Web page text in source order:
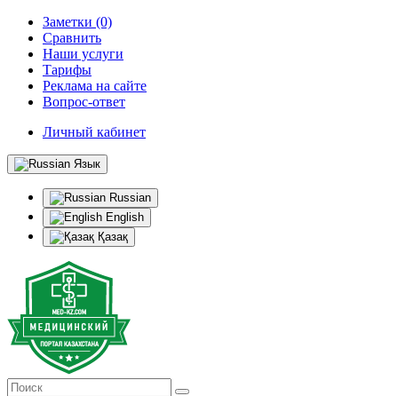
Заметки (0)
Сравнить
Наши услуги
Тарифы
Реклама на сайте
Вопрос-ответ
Личный кабинет
Язык
Russian
English
Қазақ